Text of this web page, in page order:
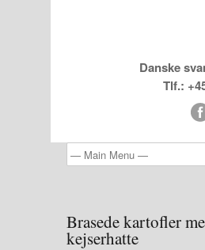
Danske
Tlf.:
Brasede kartofler
kejserhatte